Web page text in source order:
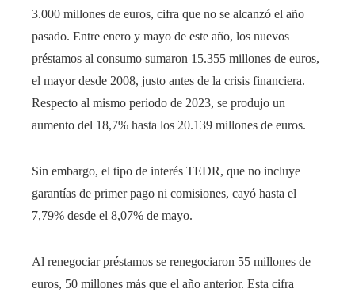
3.000 millones de euros, cifra que no se alcanzó el año
pasado. Entre enero y mayo de este año, los nuevos
préstamos al consumo sumaron 15.355 millones de euros,
el mayor desde 2008, justo antes de la crisis financiera.
Respecto al mismo periodo de 2023, se produjo un
aumento del 18,7% hasta los 20.139 millones de euros.
Sin embargo, el tipo de interés TEDR, que no incluye
garantías de primer pago ni comisiones, cayó hasta el
7,79% desde el 8,07% de mayo.
Al renegociar préstamos se renegociaron 55 millones de
euros, 50 millones más que el año anterior. Esta cifra